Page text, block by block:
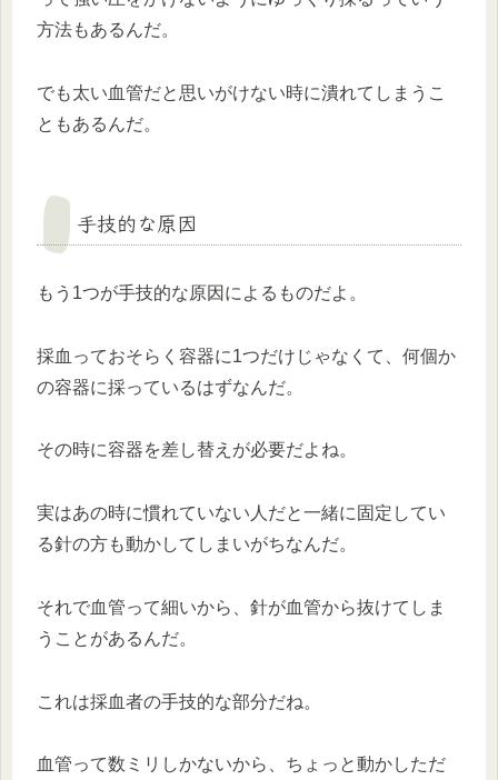
方法もあるんだ。
でも太い血管だと思いがけない時に潰れてしまうこ
ともあるんだ。
手技的な原因
もう1つが手技的な原因によるものだよ。
採血っておそらく容器に1つだけじゃなくて、何個か
の容器に採っているはずなんだ。
その時に容器を差し替えが必要だよね。
実はあの時に慣れていない人だと一緒に固定してい
る針の方も動かしてしまいがちなんだ。
それで血管って細いから、針が血管から抜けてしま
うことがあるんだ。
これは採血者の手技的な部分だね。
血管って数ミリしかないから、ちょっと動かしただ